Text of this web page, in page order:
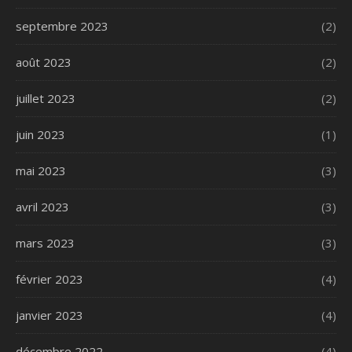
septembre 2023 (2)
août 2023 (2)
juillet 2023 (2)
juin 2023 (1)
mai 2023 (3)
avril 2023 (3)
mars 2023 (3)
février 2023 (4)
janvier 2023 (4)